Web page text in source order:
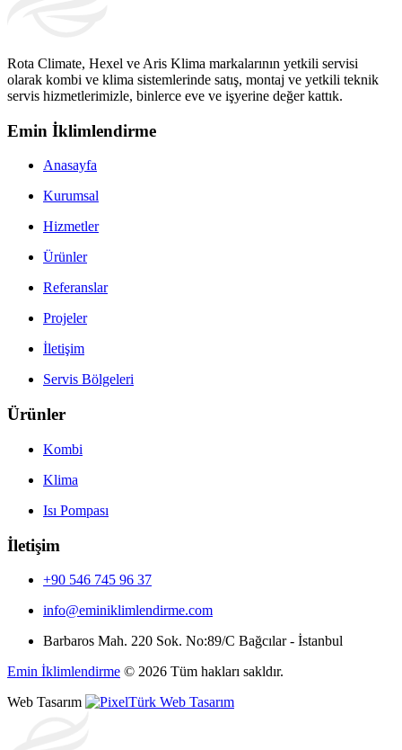
Rota Climate, Hexel ve Aris Klima markalarının yetkili servisi
olarak kombi ve klima sistemlerinde satış, montaj ve yetkili teknik
servis hizmetlerimizle, binlerce eve ve işyerine değer kattık.
Emin İklimlendirme
Anasayfa
Kurumsal
Hizmetler
Ürünler
Referanslar
Projeler
İletişim
Servis Bölgeleri
Ürünler
Kombi
Klima
Isı Pompası
İletişim
+90 546 745 96 37
info@eminiklimlendirme.com
Barbaros Mah. 220 Sok. No:89/C Bağcılar - İstanbul
Emin İklimlendirme © 2026 Tüm hakları sakldır.
Web Tasarım
online